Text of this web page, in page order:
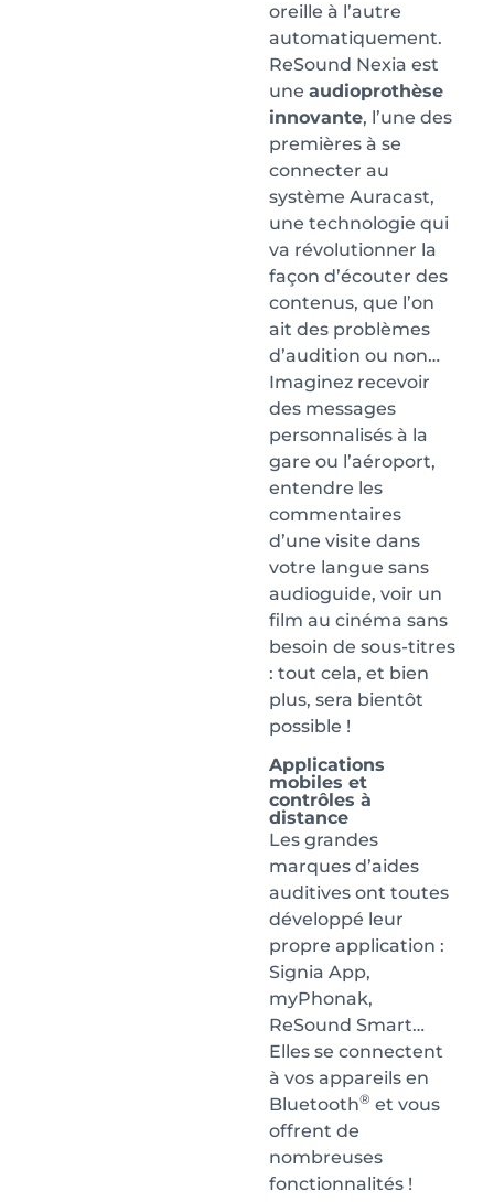
oreille à l’autre
automatiquement.
ReSound Nexia est
une audioprothèse
innovante, l’une des
premières à se
connecter au
système Auracast,
une technologie qui
va révolutionner la
façon d’écouter des
contenus, que l’on
ait des problèmes
d’audition ou non…
Imaginez recevoir
des messages
personnalisés à la
gare ou l’aéroport,
entendre les
commentaires
d’une visite dans
votre langue sans
audioguide, voir un
film au cinéma sans
besoin de sous-titres
: tout cela, et bien
plus, sera bientôt
possible !
Applications
mobiles et
contrôles à
distance
Les grandes
marques d’aides
auditives ont toutes
développé leur
propre application :
Signia App,
myPhonak,
ReSound Smart…
Elles se connectent
à vos appareils en
Bluetooth® et vous
offrent de
nombreuses
fonctionnalités !